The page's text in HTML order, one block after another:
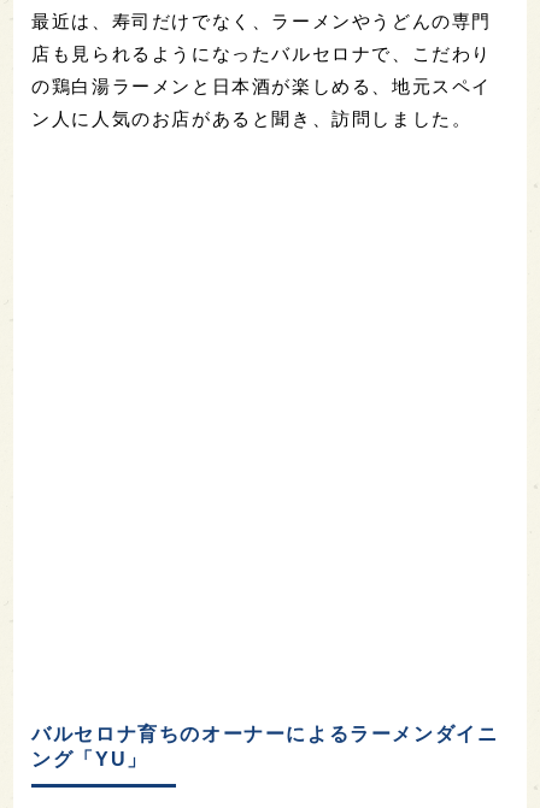
最近は、寿司だけでなく、ラーメンやうどんの専門
店も見られるようになったバルセロナで、こだわり
の鶏白湯ラーメンと日本酒が楽しめる、地元スペイ
ン人に人気のお店があると聞き、訪問しました。
バルセロナ育ちのオーナーによるラーメンダイニ
ング「YU」